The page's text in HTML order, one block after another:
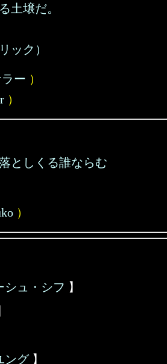
土壌だ。
ック）
ー ）
）
としくる誰ならむ
）
シュ・シフ 】
ング】